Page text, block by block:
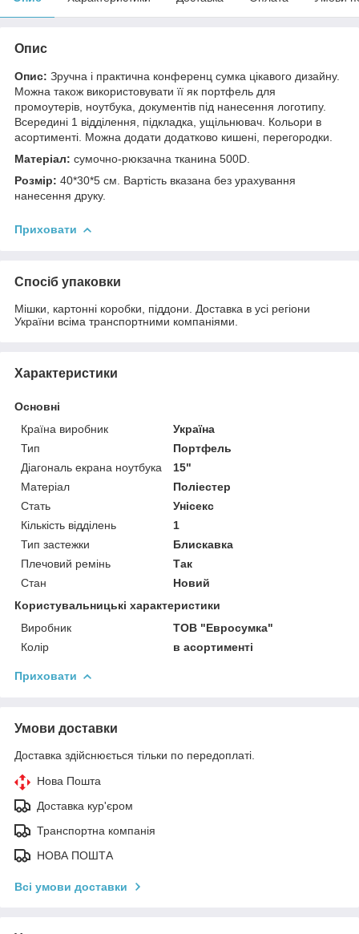
Опис
Опис: Зручна і практична конференц сумка цікавого дизайну.
Можна також використовувати її як портфель для
промоутерів, ноутбука, документів під нанесення логотипу.
Всередині 1 відділення, підкладка, ущільнювач. Кольори в
асортименті. Можна додати додатково кишені, перегородки.
Матеріал: сумочно-рюкзачна тканина 500D.
Розмір: 40*30*5 см. Вартість вказана без урахування
нанесення друку.
Приховати
Спосіб упаковки
Мішки, картонні коробки, піддони. Доставка в усі регіони
України всіма транспортними компаніями.
Характеристики
Основні
Країна виробник
Україна
Тип
Портфель
Діагональ екрана ноутбука
15"
Матеріал
Поліестер
Стать
Унісекс
Кількість відділень
1
Тип застежки
Блискавка
Плечовий ремінь
Так
Стан
Новий
Користувальницькі характеристики
Виробник
ТОВ "Евросумка"
Колір
в асортименті
Приховати
Умови доставки
Доставка здійснюється тільки по передоплаті.
Нова Пошта
Доставка кур'єром
Транспортна компанія
НОВА ПОШТА
Всі умови доставки